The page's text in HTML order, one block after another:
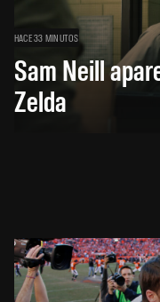
HACE 33 MINUTOS
Sam Neill
Zelda